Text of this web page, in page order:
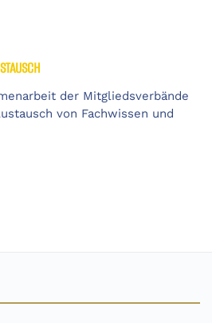
der Mitgliedsverbände
von Fachwissen und